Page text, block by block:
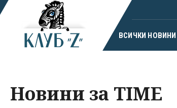
ВСИЧКИ НОВИНИ
Новини за TIME